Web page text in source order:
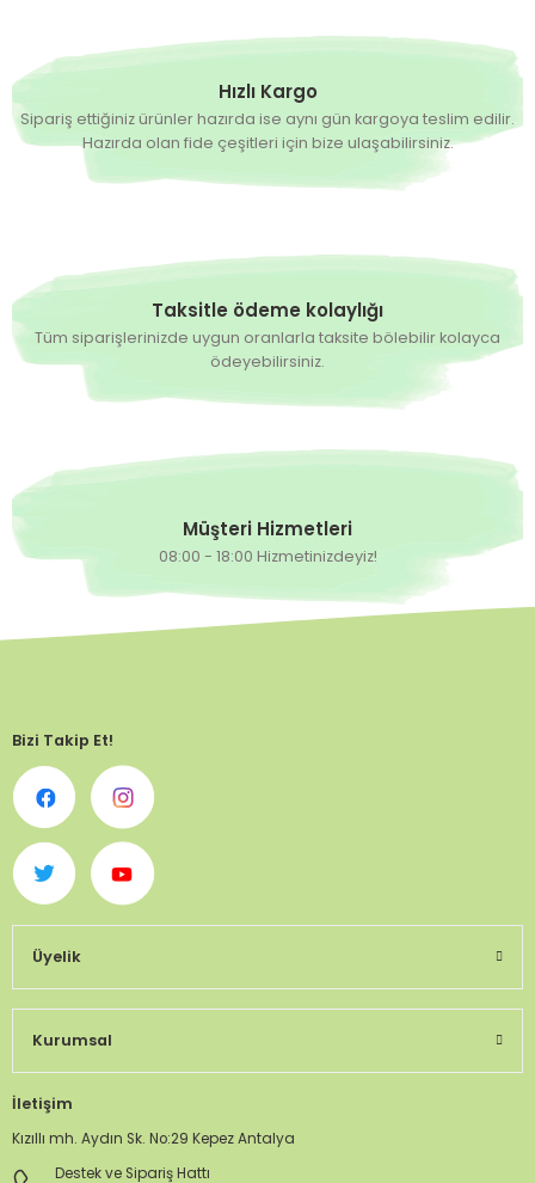
Hızlı Kargo
Sipariş ettiğiniz ürünler hazırda ise aynı gün kargoya teslim edilir.
Hazırda olan fide çeşitleri için bize ulaşabilirsiniz.
Taksitle ödeme kolaylığı
Tüm siparişlerinizde uygun oranlarla taksite bölebilir kolayca
ödeyebilirsiniz.
Müşteri Hizmetleri
08:00 - 18:00 Hizmetinizdeyiz!
Bizi Takip Et!
Üyelik
Kurumsal
İletişim
Kızıllı mh. Aydın Sk. No:29 Kepez Antalya
Destek ve Sipariş Hattı